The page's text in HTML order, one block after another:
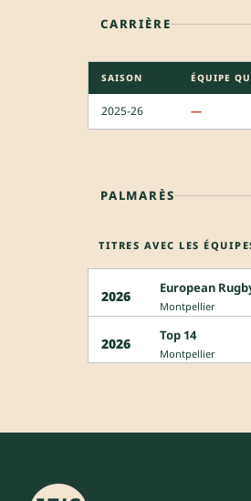
CARRIÈRE
SAISON ÉQUIPE
2025-26 —
PALMARÈS
TITRES AVEC LES
2026 European
Montpellier
2026 Top 14
Montpellier